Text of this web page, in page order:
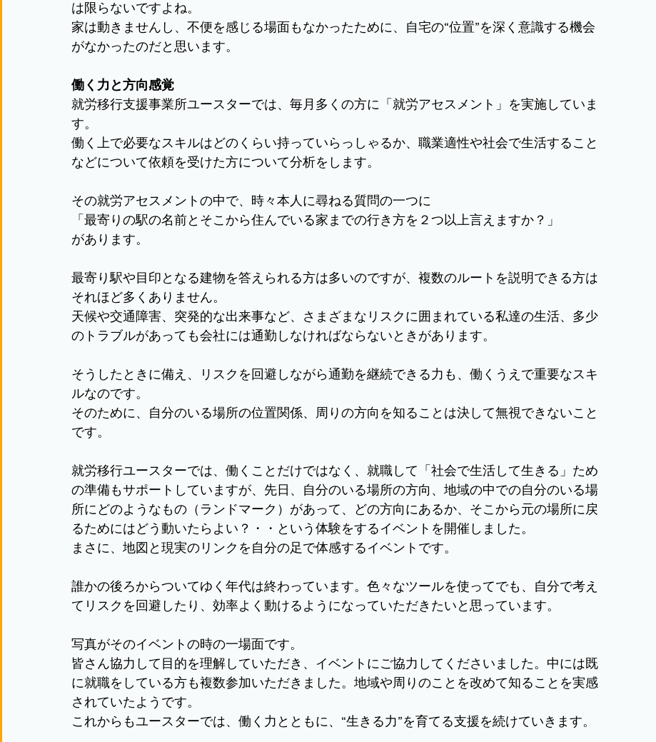
は限らないですよね。
家は動きませんし、不便を感じる場面もなかったために、自宅の“位置”を深く意識する機会
がなかったのだと思います。
働く力と方向感覚
就労移行支援事業所ユースターでは、毎月多くの方に「就労アセスメント」を実施していま
す。
働く上で必要なスキルはどのくらい持っていらっしゃるか、職業適性や社会で生活すること
などについて依頼を受けた方について分析をします。
その就労アセスメントの中で、時々本人に尋ねる質問の一つに
「最寄りの駅の名前とそこから住んでいる家までの行き方を２つ以上言えますか？」
があります。
最寄り駅や目印となる建物を答えられる方は多いのですが、複数のルートを説明できる方は
それほど多くありません。
天候や交通障害、突発的な出来事など、さまざまなリスクに囲まれている私達の生活、多少
のトラブルがあっても会社には通勤しなければならないときがあります。
そうしたときに備え、リスクを回避しながら通勤を継続できる力も、働くうえで重要なスキ
ルなのです。
そのために、自分のいる場所の位置関係、周りの方向を知ることは決して無視できないこと
です。
就労移行ユースターでは、働くことだけではなく、就職して「社会で生活して生きる」ため
の準備もサポートしていますが、先日、自分のいる場所の方向、地域の中での自分のいる場
所にどのようなもの（ランドマーク）があって、どの方向にあるか、そこから元の場所に戻
るためにはどう動いたらよい？・・という体験をするイベントを開催しました。
まさに、地図と現実のリンクを自分の足で体感するイベントです。
誰かの後ろからついてゆく年代は終わっています。色々なツールを使ってでも、自分で考え
てリスクを回避したり、効率よく動けるようになっていただきたいと思っています。
写真がそのイベントの時の一場面です。
皆さん協力して目的を理解していただき、イベントにご協力してくださいました。中には既
に就職をしている方も複数参加いただきました。地域や周りのことを改めて知ることを実感
されていたようです。
これからもユースターでは、働く力とともに、“生きる力”を育てる支援を続けていきます。